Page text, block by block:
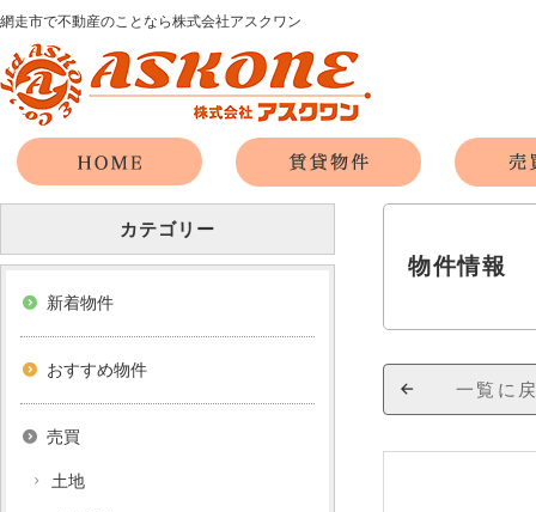
網走市で不動産のことなら株式会社アスクワン
物件情報
一覧に
カテゴリー
新着物件
おすすめ物件
売買
土地